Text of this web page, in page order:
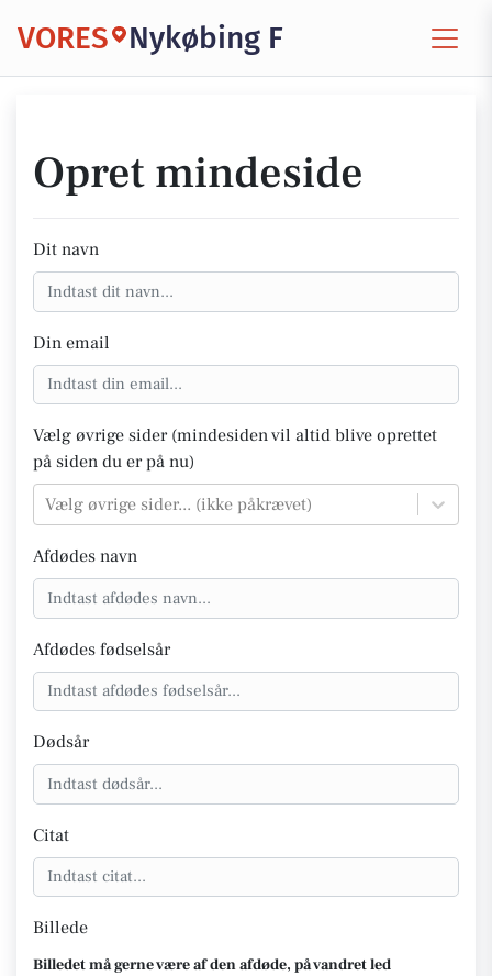
VORES Nykøbing F
Opret mindeside
Dit navn
Din email
Vælg øvrige sider (mindesiden vil altid blive oprettet
på siden du er på nu)
Vælg øvrige sider... (ikke påkrævet)
Afdødes navn
Afdødes fødselsår
Dødsår
Citat
Billede
Billedet må gerne være af den afdøde, på vandret led